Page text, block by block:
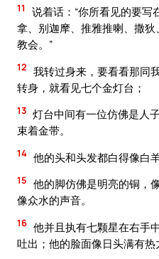
11
说着话：“你所看见的要写
拿、别迦摩、推雅推喇、撒
教会。”
12 我转过身来，要看看那同
转身，就看见七个金灯台；
13 灯台中间有一位仿佛是人
束着金带。
14 他的头和头发都白得像白
15 他的脚仿佛是明亮的铜，
像众水的声音。
16 他并且执有七颗星在右手
吐出；他的脸面像日头满有热